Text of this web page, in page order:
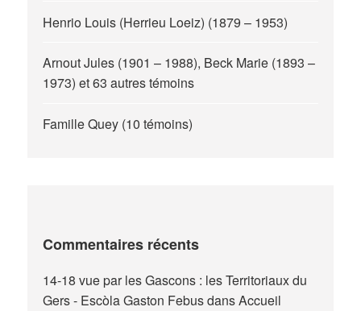
Henrio Louis (Herrieu Loeiz) (1879 – 1953)
Arnout Jules (1901 – 1988), Beck Marie (1893 –
1973) et 63 autres témoins
Famille Quey (10 témoins)
Commentaires récents
14-18 vue par les Gascons : les Territoriaux du
Gers - Escòla Gaston FebusdansAccueil